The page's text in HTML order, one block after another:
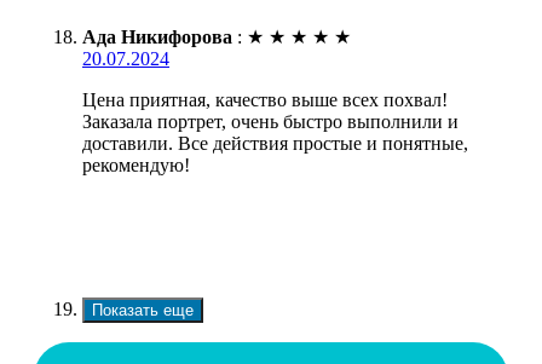
Ада Никифорова : ★ ★ ★ ★ ★
20.07.2024
Цена приятная, качество выше всех похвал!
Заказала портрет, очень быстро выполнили и
доставили. Все действия простые и понятные,
рекомендую!
Показать еще